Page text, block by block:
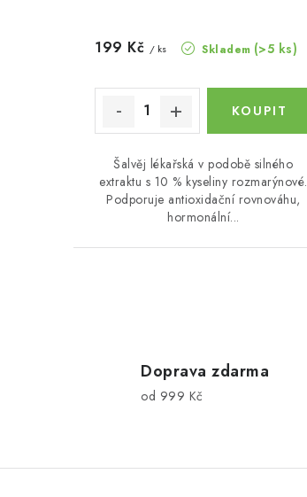
Skladem (>5 ks)
199 Kč / ks
Šalvěj lékařská v podobě silného
extraktu s 10 % kyseliny rozmarýnové.
Podporuje antioxidační rovnováhu,
hormonální...
a
Doprava zdarma
od 999 Kč